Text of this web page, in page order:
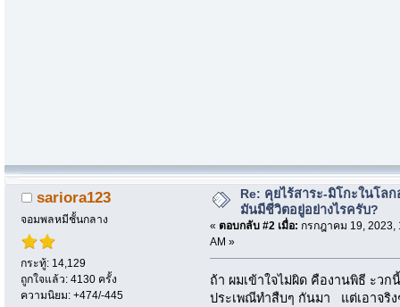
sariora123
จอมพลหมีชั้นกลาง
กระทู้: 14,129
ถูกใจแล้ว: 4130 ครั้ง
ความนิยม: +474/-445
Re: คุยไร้สาระ-มิโกะในโลก
มันมีชีวิตอยู่อย่างไรครับ?
« ตอบกลับ #2 เมื่อ: กรกฎาคม 19, 2023,
AM »
ถ้า ผมเข้าใจไม่ผิด คืองานพิธี ะว
ประเพณีทำสืบๆ กันมา แต่เอาจริ